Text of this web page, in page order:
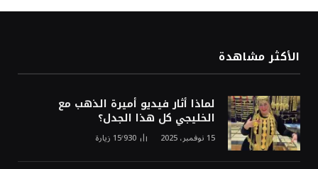
الأكثر مشاهدة
لماذا أثار فيديو أميرة الذهب مع
الخليجي كل هذا الجدل؟
15 نوفمبر، 2025 15٬930 زيارة